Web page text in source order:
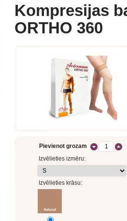
Kompresijas
ORTHO 360
Pievienot grozam
Izvēlieties izmēru:
Izvēlieties krāsu: